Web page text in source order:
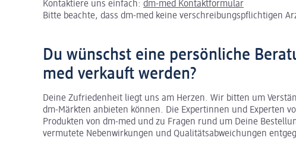
Kontaktiere uns einfach: dm-med Kontaktformular
Bitte beachte, dass dm-med keine verschreibungspflichtigen
Du wünschst eine persönliche
med verkauft werden?
Deine Zufriedenheit liegt uns am Herzen. Wir bitten um
dm-Märkten anbieten können. Die Expertinnen und Experten
Produkten von dm-med und zu Fragen rund um Deine
vermutete Nebenwirkungen und Qualitätsabweichungen